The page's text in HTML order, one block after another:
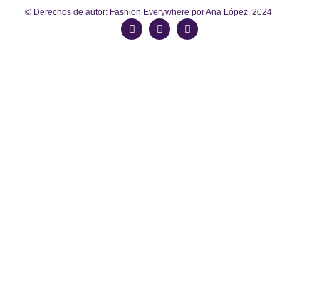
© Derechos de autor: Fashion Everywhere por Ana López. 2024